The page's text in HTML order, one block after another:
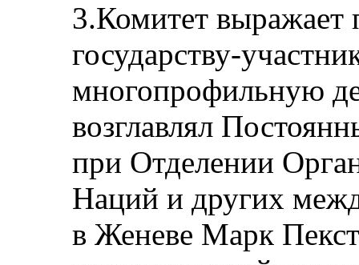
3.Комитет выражает
государству-
многопрофильную
возглавлял
при Отделении
Наций и других
в Женеве Марк